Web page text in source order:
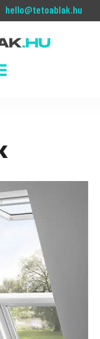
hello@tetoablak.hu